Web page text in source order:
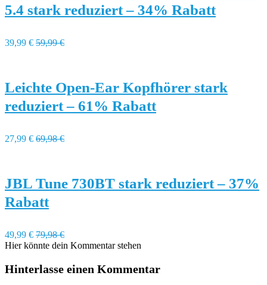
5.4 stark reduziert – 34% Rabatt
39,99 € 59,99 €
Leichte Open-Ear Kopfhörer stark
reduziert – 61% Rabatt
27,99 € 69,98 €
JBL Tune 730BT stark reduziert – 37%
Rabatt
49,99 € 79,98 €
Hier könnte dein Kommentar stehen
Hinterlasse einen Kommentar